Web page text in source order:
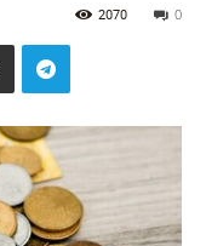
0
2070